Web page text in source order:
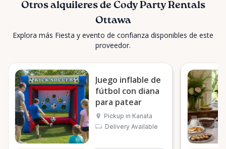
Otros alquileres de Cody Party Rentals
Ottawa
Explora más Fiesta y evento de confianza disponibles de este
proveedor.
Juego inflable de
fútbol con diana
para patear
Pickup in Kanata
Delivery Available